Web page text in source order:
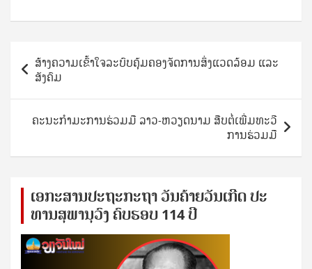
Post
navigation
ສ້າງຄວາມເຂົ້າໃຈລະບົບຄຸ້ມຄອງຈັດການສິ່ງແວດລ້ອມ ແລະ
ສັງຄົມ
ຄະນະກຳມະການຮ່ວມມື ລາວ-ຫວຽດນາມ ສືບຕໍ່ເພີ່ມທະວີ
ການຮ່ວມມື
ເອ​ກະ​ສານ​ປະ​ຖະ​ກະ​ຖ​າ ວັນ​ຄ້າຍ​ວັນ​ເກີດ ປ​ະ​
ທານ​ສຸ​ພາ​ນຸ​ວົງ ຄົບ​ຮອບ 114 ປີ